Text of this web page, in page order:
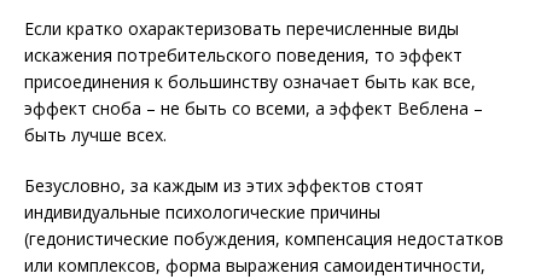
Если кратко охарактеризовать перечисленные виды
искажения потребительского поведения, то эффект
присоединения к большинству означает быть как все,
эффект сноба – не быть со всеми, а эффект Веблена –
быть лучше всех.
Безусловно, за каждым из этих эффектов стоят
индивидуальные психологические причины
(гедонистические побуждения, компенсация недостатков
или комплексов, форма выражения самоидентичности,